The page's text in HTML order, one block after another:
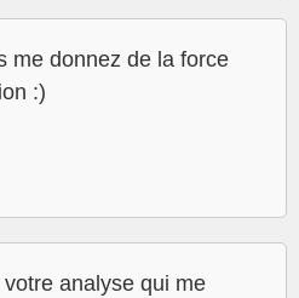
me donnez de la force
:)
analyse qui me